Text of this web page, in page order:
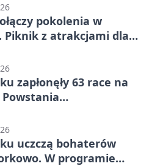
pokolenia w
Piknik z atrakcjami dla
zapłonęły 63 race na
uczczą bohaterów
W programie